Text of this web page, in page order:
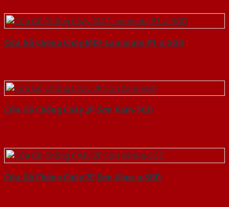
Cửa Gỗ Chống Cháy MDF Laminate P1-a-SGD
Cửa Gỗ Chống Cháy 2P Sơn Xám-SGD
Cửa Gỗ Chống Cháy 2P Sơn Xám-a-SGD